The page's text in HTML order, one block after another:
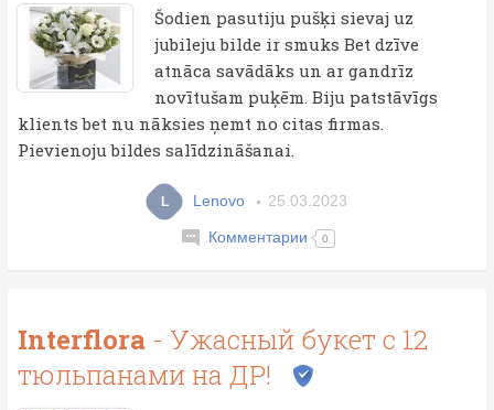
Šodien pasutiju pušķi sievaj uz
jubileju bilde ir smuks Bet dzīve
atnāca savādāks un ar gandrīz
novītušam puķēm. Biju patstāvīgs
klients bet nu nāksies ņemt no citas firmas.
Pievienoju bildes salīdzināšanai.
L Lenovo 25.03.2023
Комментарии 0
Interflora - Ужасный букет с 12
тюльпанами на ДР!